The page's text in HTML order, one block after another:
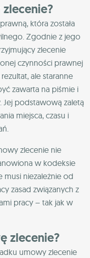
która została
Zgodnie z jego
zlecenie
czynności prawnej
ale staranne
zawarta na piśmie i
podstawową zaletą
miejsca, czasu i
zlecenie nie
w kodeksie
musi niezależnie od
zasad związanych z
pracy – tak jak w
zlecenie?
umowy zlecenie